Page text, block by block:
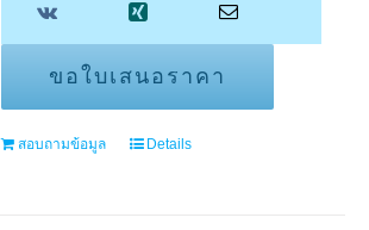
ขอใบเสนอราคา
สอบถามข้อมูล Details